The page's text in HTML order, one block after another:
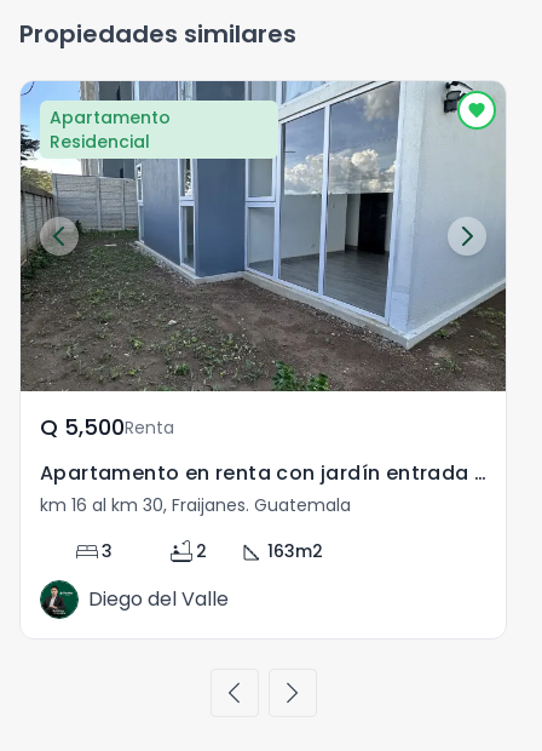
Propiedades similares
Apartamento
Residencial
Q	5,500Renta
Apartamento en renta con jardín entrada a Olmeca km 17
km 16 al km 30, Fraijanes. Guatemala
bed3 bathtub 2 square_foot 163m2
Diego del Valle
chevron_left chevron_right